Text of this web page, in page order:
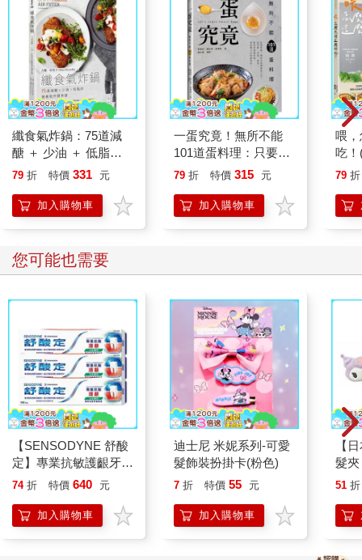
纖食氣炸鍋：75道減
醣 ＋ 少油 ＋ 低脂的
營養氣炸鍋食譜
79 折 特價 331 元
加入購物車
一蛋究竟！無所不能
101道蛋料理：只要有
蛋，備料烹調輕鬆易上
當、配菜到異國料理，
都能變化出無窮美味！
79 折 特價 315 元
加入購物車
喂
吃
味
麻
廚
公開
79 折
您可能也需要
【SENSODYNE 舒酸
定】專業抗敏護齦牙
膏-沁涼薄荷100gx3入
74 折 特價 640 元
加入購物車
迪士尼 米妮系列-可愛
髮飾裝扮掛卡(粉色)
7 折 特價 55 元
加入購物車
【
髮
夾
51 折